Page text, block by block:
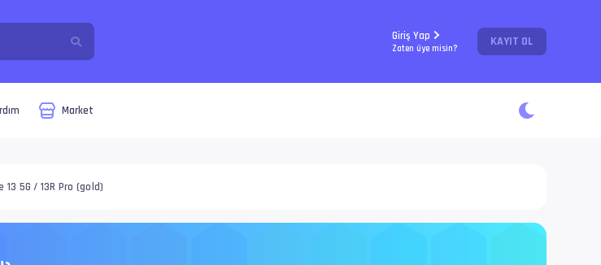
Giriş Yap
Zaten üye misin? KAYIT OL
Market
13 5G / 13R Pro (gold)